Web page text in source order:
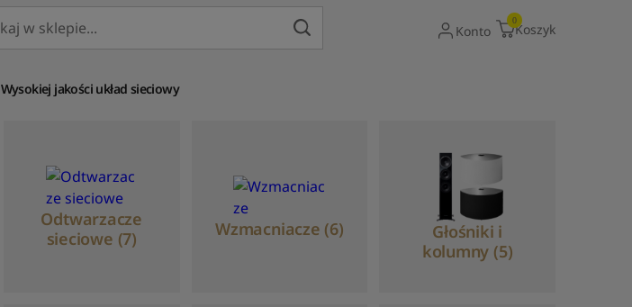
Gdy dostępne są wyniki autouzupełniania,
Konto
0
Koszyk
Wysokiej jakości układ sieciowy
Odtwarzacze
sieciowe (7)
Wzmacniacze (6)
Głośniki i
kolumny (5)